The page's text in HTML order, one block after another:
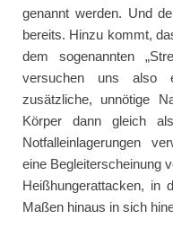
genannt werden. Und
bereits. Hinzu kommt,
dem sogenannten
versuchen uns also
zusätzliche, unnötige
Körper dann gleich
Notfalleinlagerungen
eine Begleiterscheinung
Heißhungerattacken, in
Maßen hinaus in sich